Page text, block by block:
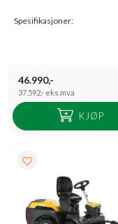
Spesifikasjoner:
46.990,-
37.592,- eks.mva
KJØP